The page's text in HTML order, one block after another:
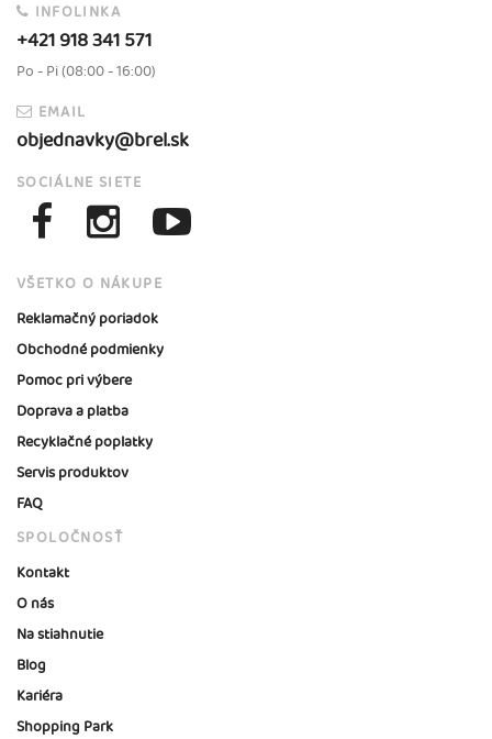
INFOLINKA
+421 918 341 571
Po - Pi (08:00 - 16:00)
EMAIL
objednavky@brel.sk
SOCIÁLNE SIETE
VŠETKO O NÁKUPE
Reklamačný poriadok
Obchodné podmienky
Pomoc pri výbere
Doprava a platba
Recyklačné poplatky
Servis produktov
FAQ
SPOLOČNOSŤ
Kontakt
O nás
Na stiahnutie
Blog
Kariéra
Shopping Park